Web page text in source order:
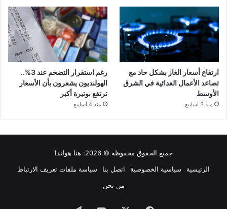
ارتفاع أسعار الغاز بشكل حاد مع
تصاعد الأعمال العدائية في الشرق
الأوسط
منذ 3 أسابيع
رغم استقرار التضخم عند 3%..
الهولنديون يشعرون بأن الأسعار
ترتفع بوتيرة أكبر
منذ 4 أسابيع
جميع الحقوق محفوظة © 2026:
هنا هولندا
الرئيسية
سياسية الخصوصية اتصل بنا
سياسة ملفات تعريف الارتباط
من نحن